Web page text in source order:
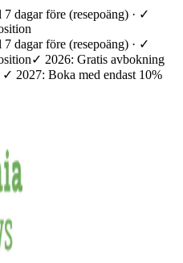
dagar före (resepoäng) · ✓
dagar före (resepoäng) · ✓
✓ 2026: Gratis avbokning
2027: Boka med endast 10%